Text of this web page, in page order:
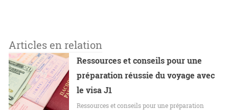
Articles en relation
Ressources et conseils pour une
préparation réussie du voyage avec
le visa J1
Ressources et conseils pour une préparation